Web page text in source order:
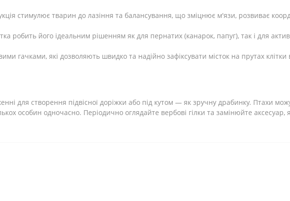
стимулює тварин до лазіння та балансування, що зміцнює м'язи, розвиває
робить його ідеальним рішенням як для пернатих (канарок, папуг), так і для
гачками, які дозволяють швидко та надійно зафіксувати місток на прутах клітки
для створення підвісної доріжки або під кутом — як зручну драбинку. Птахи
особин одночасно. Періодично оглядайте вербові гілки та замінюйте